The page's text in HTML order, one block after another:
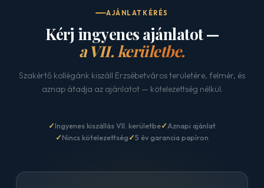
AJÁNLATKÉRÉS
Kérj ingyenes ajánlatot —
a VII. kerületbe.
Szakértő kollégánk kiszáll Erzsébetváros területére, felmér, és
aznap átadja az ajánlatot — kötelezettség nélkül.
Ingyenes kiszállás VII. kerületbe
Aznapi ajánlat
Nincs kötelezettség
5 év garancia papíron